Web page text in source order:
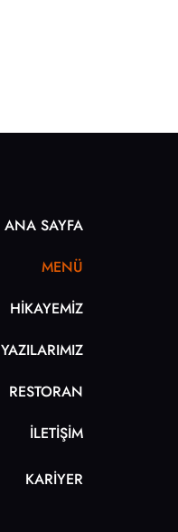
ANA SAYFA
MENÜ
HİKAYEMİZ
YAZILARIMIZ
RESTORAN
İLETİŞİM
KARİYER